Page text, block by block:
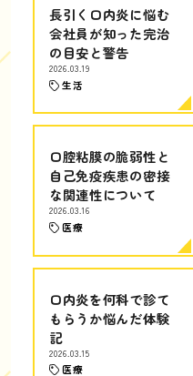
長引く口内炎に悩む
会社員が知った完治
の目安と警告
2026.03.19
生活
口腔粘膜の脆弱性と
自己免疫疾患の密接
な関連性について
2026.03.16
医療
口内炎を何科で診て
もらうか悩んだ体験
記
2026.03.15
医療